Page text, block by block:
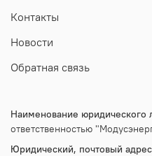
Контакты
Новости
Обратная связь
Наименование юридического
ответственностью
Юридический, почтовый